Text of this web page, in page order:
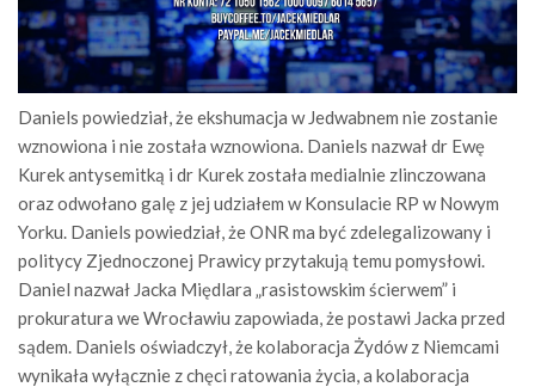
Daniels powiedział, że ekshumacja w Jedwabnem nie zostanie
wznowiona i nie została wznowiona. Daniels nazwał dr Ewę
Kurek antysemitką i dr Kurek została medialnie zlinczowana
oraz odwołano galę z jej udziałem w Konsulacie RP w Nowym
Yorku. Daniels powiedział, że ONR ma być zdelegalizowany i
politycy Zjednoczonej Prawicy przytakują temu pomysłowi.
Daniel nazwał Jacka Międlara „rasistowskim ścierwem” i
prokuratura we Wrocławiu zapowiada, że postawi Jacka przed
sądem. Daniels oświadczył, że kolaboracja Żydów z Niemcami
wynikała wyłącznie z chęci ratowania życia, a kolaboracja